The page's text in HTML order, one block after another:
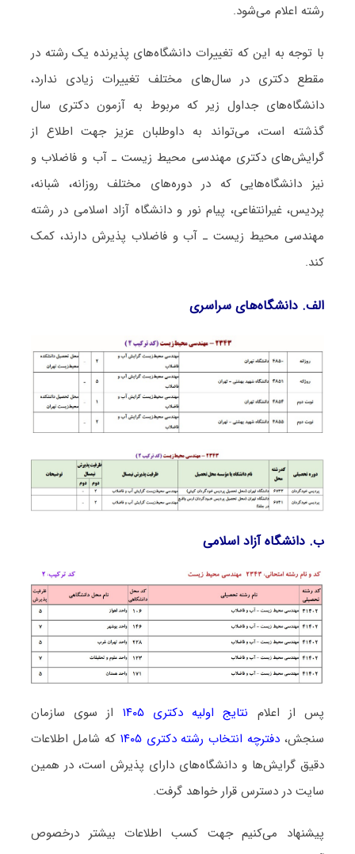
رشته اعلام می‌شود.
با توجه به این که تغییرات دانشگاه‌های پذیرنده یک رشته در
مقطع دکتری در سال‌های مختلف تغییرات زیادی ندارد،
دانشگاه‌های جداول زیر که مربوط به آزمون دکتری سال
گذشته است، می‌تواند به داوطلبان عزیز جهت اطلاع از
گرایش‌های دکتری مهندسی محیط زیست ـ آب و ﻓﺎﺿﻼب و
نیز دانشگاه‌هایی که در دوره‌های مختلف روزانه، شبانه،
پردیس، غیرانتفاعی، پیام نور و دانشگاه آزاد اﺳﻼمی در رشته
مهندسی محیط زیست ـ آب و ﻓﺎﺿﻼب پذیرش دارند، کمک
کند.
الف. دانشگاه‌های سراسری
ب. دانشگاه آزاد اﺳﻼمی
پس از اعلام نتایج اولیه دکتری ۱۴۰۵
از سوی سازمان
سنجش، دفترچه انتخاب رشته دکتری ۱۴۰۵
که شامل اطلاعات
دقیق گرایش‌ها و دانشگاه‌های دارای پذیرش است، در همین
سایت در دسترس قرار خواهد گرفت.
پیشنهاد می‌کنیم جهت کسب اطلاعات بیشتر درخصوص